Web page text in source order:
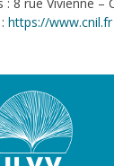
https://www.cnil.fr